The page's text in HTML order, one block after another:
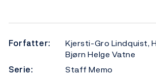
Forfatter:
Kjersti-Gro Lindquist,
Bjørn Helge Vatne
Serie:
Staff Memo